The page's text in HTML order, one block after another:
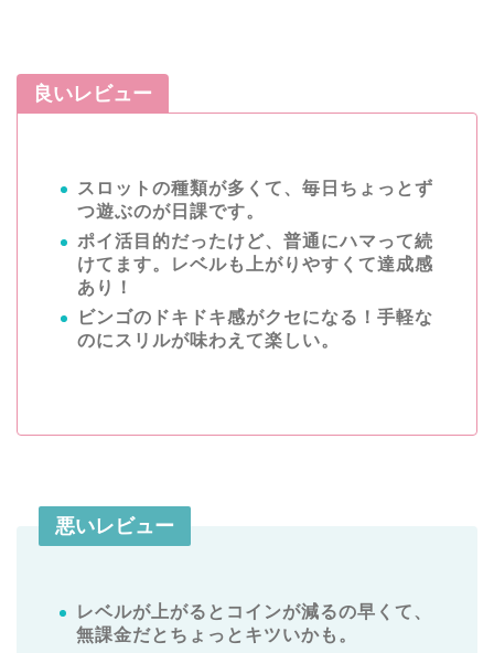
良いレビュー
スロットの種類が多くて、毎日ちょっとず
つ遊ぶのが日課です。
ポイ活目的だったけど、普通にハマって続
けてます。レベルも上がりやすくて達成感
あり！
ビンゴのドキドキ感がクセになる！手軽な
のにスリルが味わえて楽しい。
悪いレビュー
レベルが上がるとコインが減るの早くて、
無課金だとちょっとキツいかも。